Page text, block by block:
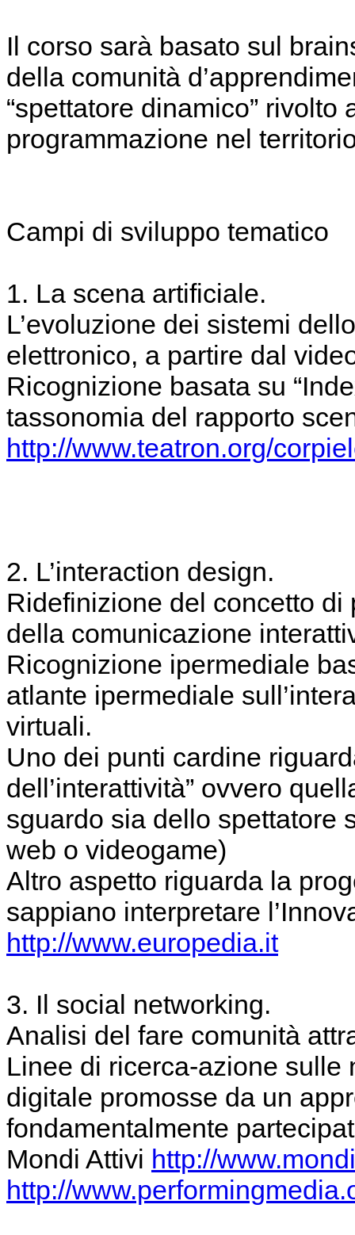
Il corso sarà basato sul
della comunità
“spettatore dinamico”
programmazione nel
Campi di sviluppo tematico
1. La scena artificiale.
L’evoluzione dei sistemi
elettronico, a partire dal
Ricognizione basata su
tassonomia del rapporto
http://www.teatron.org/
2. L’interaction design.
Ridefinizione del concetto
della comunicazione
Ricognizione ipermediale
atlante ipermediale
virtuali.
Uno dei punti cardine
dell’interattività” ovvero
sguardo sia dello spettatore
web o videogame)
Altro aspetto riguarda la
sappiano interpretare
http://www.europedia.it
3. Il social networking.
Analisi del fare comunità
Linee di ricerca-azione sulle
digitale promosse da un
fondamentalmente
Mondi Attivi http://
http://